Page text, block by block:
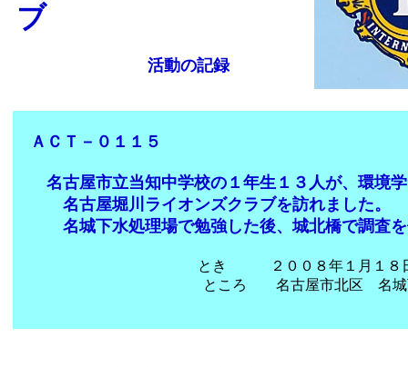
ブ
活動の記録
ＡＣＴ－０１１５
名古屋市立当知中学校の１年生１３人が、環境
名古屋堀川ライオンズクラブを訪れました。
名城下水処理場で勉強した後、城北橋で調査を
とき ２００８年１月１８日(
ところ 名古屋市北区 名城下水処理